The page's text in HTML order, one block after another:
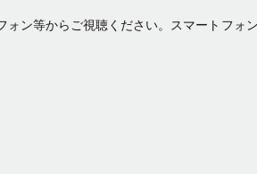
ン等からご視聴ください。スマートフォ